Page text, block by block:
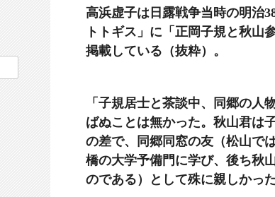
高浜虚子は日露戦争当時の明治
トトギス」に「正岡子規と秋山
掲載している（抜粋）。
「子規居士と茶談中、同郷の人
ばぬことは無かった。秋山君は
の差で、同郷同窓の友（松山で
橋の大学予備門に学び、後ち秋
のである）として殊に親しかった